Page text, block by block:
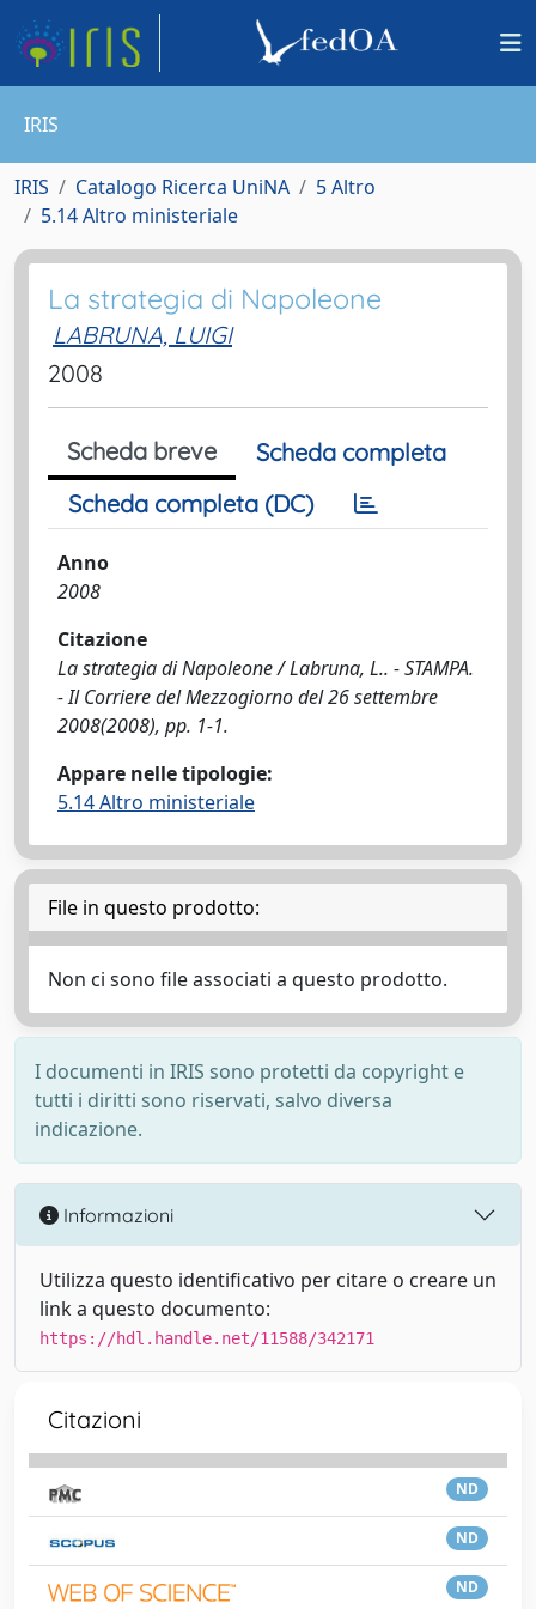
IRIS
IRIS Catalogo Ricerca UniNA
5 Altro
5.14 Altro ministeriale
La strategia di Napoleone
LABRUNA, LUIGI
2008
Scheda breve
Scheda completa
Scheda completa (DC)
Anno
2008
Citazione
La strategia di Napoleone / Labruna, L.. - STAMPA.
- Il Corriere del Mezzogiorno del 26 settembre
2008(2008), pp. 1-1.
Appare nelle tipologie:
5.14 Altro ministeriale
File in questo prodotto:
Non ci sono file associati a questo prodotto.
I documenti in IRIS sono protetti da copyright e
tutti i diritti sono riservati, salvo diversa
indicazione.
Informazioni
Utilizza questo identificativo per citare o creare un
link a questo documento:
https://hdl.handle.net/11588/342171
Citazioni
ND
ND
ND